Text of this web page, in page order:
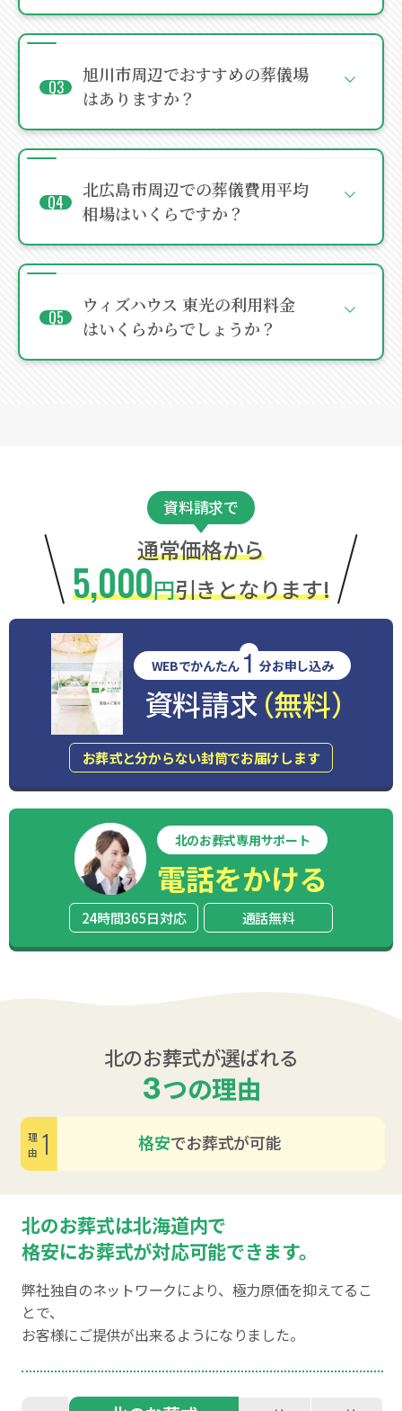
旭川市周辺でおすすめの葬儀場
はありますか？
北広島市周辺での葬儀費用平均
相場はいくらですか？
ウィズハウス 東光の利用料金
はいくらからでしょうか？
資料請求で
通常価格から
5,000円引きとなります!
WEBでかんたん 1 分お申し込み
資料請求（無料）
お葬式と分からない封筒でお届けします
北のお葬式専用サポート
電話をかける
24時間365日対応 通話無料
北のお葬式が選ばれる
3つの理由
格安でお葬式が可能
理由1
北のお葬式は北海道内で
格安にお葬式が対応可能できます。
弊社独自のネットワークにより、極力原価を抑えてるこ
とで、
お客様にご提供が出来るようになりました。